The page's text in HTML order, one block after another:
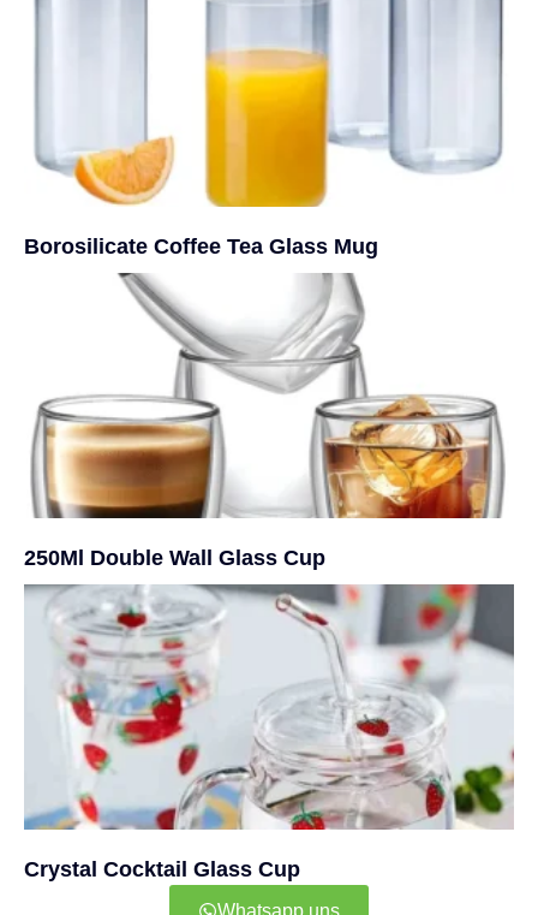
Borosilicate Coffee Tea Glass Mug
250Ml Double Wall Glass Cup
Crystal Cocktail Glass Cup